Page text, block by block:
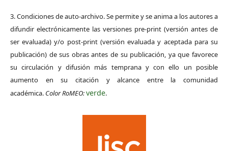
3. Condiciones de auto-archivo. Se permite y se anima a los autores a
difundir electrónicamente las versiones pre-print (versión antes de
ser evaluada) y/o post-print (versión evaluada y aceptada para su
publicación) de sus obras antes de su publicación, ya que favorece
su circulación y difusión más temprana y con ello un posible
aumento en su citación y alcance entre la comunidad
académica. Color RoMEO:verde.